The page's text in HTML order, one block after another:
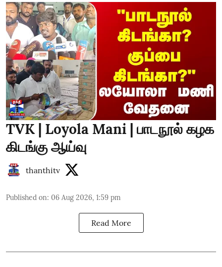
TVK | Loyola Mani | பாடநூல் கழக
கிடங்கு ஆய்வு
thanthitv
Published on: 06 Aug 2026, 1:59 pm
Read More